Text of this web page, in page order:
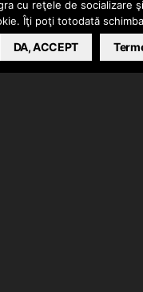
cu reţele de socializare
Îţi poţi totodată
DA, ACCEPT